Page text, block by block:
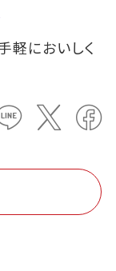
軽においしく